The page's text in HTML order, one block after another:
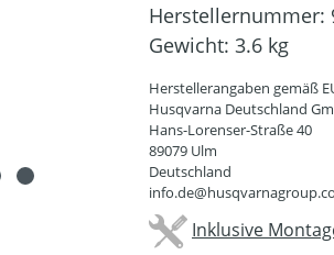
Herstellernummer:
Gewicht: 3.6 kg
Herstellerangaben gemäß
Husqvarna Deutschland
Hans-Lorenser-Straße 40
89079 Ulm
Deutschland
Inklusive